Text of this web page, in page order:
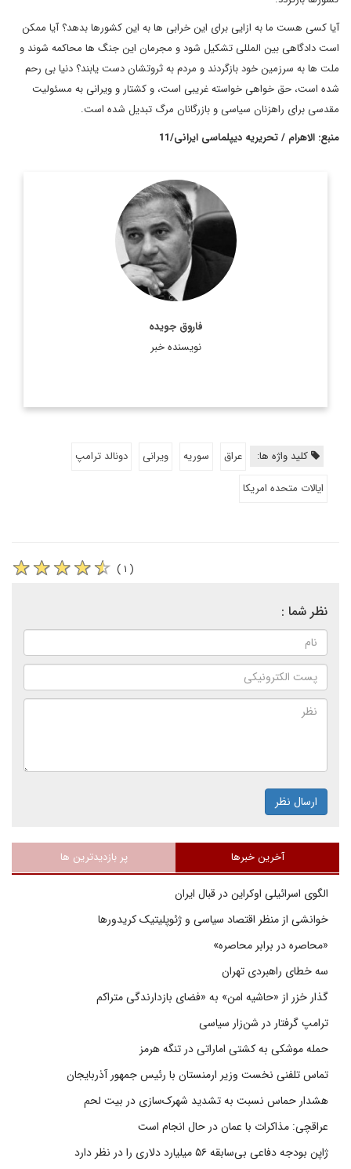
آیا کسی هست ما به ازایی برای این خرابی ها به این کشورها بدهد؟ آیا ممکن
است دادگاهی بین المللی تشکیل شود و مجرمان این جنگ ها محاکمه شوند و
ملت ها به سرزمین خود بازگردند و مردم به ثروتشان دست یابند؟ دنیا بی رحم
شده است، حق خواهی خواسته غریبی است، و کشتار و ویرانی به مسئولیت
مقدسی برای راهزنان سیاسی و بازرگانان مرگ تبدیل شده است.
منبع: الاهرام / تحریریه دیپلماسی ایرانی/11
فاروق جویده
نویسنده خبر
فاروق جویده (متولد 1946) شاعر نامی و از روزنامه‌نگاران و
روشنفکران منتقد مصری است. وی از جمله کسانی است که همواره
از محرومیت‌های کشورش در تمامی دوره‌ها نقدهای جدی ...
اطلاعات بیشتر
کلید واژه ها: عراق سوریه ویرانی
دونالد ترامپ
ایالات متحده امریکا
( ۱ )
نظر شما :
ارسال نظر
آخرین خبرها پر بازدیدترین ها
الگوی اسرائیلی اوکراین در قبال ایران
خوانشی از منظر اقتصاد سیاسی و ژئوپلیتیک کریدورها
«محاصره در برابر محاصره»
سه خطای راهبردی تهران
گذار خزر از «حاشیه امن» به «فضای بازدارندگی متراکم
ترامپ گرفتار در شن‌زار سیاسی
حمله موشکی به کشتی اماراتی در تنگه هرمز
تماس تلفنی نخست وزیر ارمنستان با رئیس جمهور آذربایجان
هشدار حماس نسبت به تشدید شهرک‌سازی در بیت‌ لحم
عراقچی: مذاکرات با عمان در حال انجام است
ژاپن بودجه دفاعی بی‌سابقه ۵۶ میلیارد دلاری را در نظر دارد